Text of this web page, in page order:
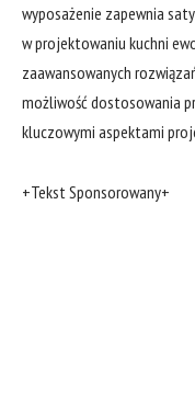
wyposażenie zapewnia
w projektowaniu kuchni
zaawansowanych
możliwość dostosowania
kluczowymi aspektami
+Tekst Sponsorowany+